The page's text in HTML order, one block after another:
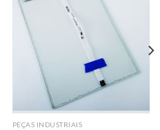
PEÇAS INDUSTRIAIS